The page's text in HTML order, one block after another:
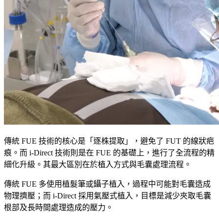
傳統 FUE 技術的核心是「逐株提取」，避免了 FUT 的線狀疤
痕。而 i-Direct 技術則是在 FUE 的基礎上，進行了全流程的精
細化升級。其最大區別在於植入方式與毛囊處理流程。
傳統 FUE 多使用植髮筆或鑷子植入，過程中可能對毛囊造成
物理擠壓；而 i-Direct 採用氣壓式植入，目標是減少夾取毛囊
根部及長時間處理造成的壓力。